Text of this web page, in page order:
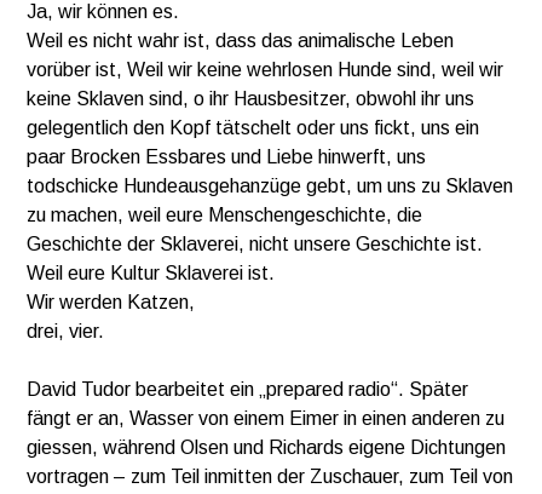
Ja, wir können es.
Weil es nicht wahr ist, dass das animalische Leben
vorüber ist, Weil wir keine wehrlosen Hunde sind, weil wir
keine Sklaven sind, o ihr Hausbesitzer, obwohl ihr uns
gelegentlich den Kopf tätschelt oder uns fickt, uns ein
paar Brocken Essbares und Liebe hinwerft, uns
todschicke Hundeausgehanzüge gebt, um uns zu Sklaven
zu machen, weil eure Menschengeschichte, die
Geschichte der Sklaverei, nicht unsere Geschichte ist.
Weil eure Kultur Sklaverei ist.
Wir werden Katzen,
drei, vier.
David Tudor bearbeitet ein „prepared radio“. Später
fängt er an, Wasser von einem Eimer in einen anderen zu
giessen, während Olsen und Richards eigene Dichtungen
vortragen – zum Teil inmitten der Zuschauer, zum Teil von